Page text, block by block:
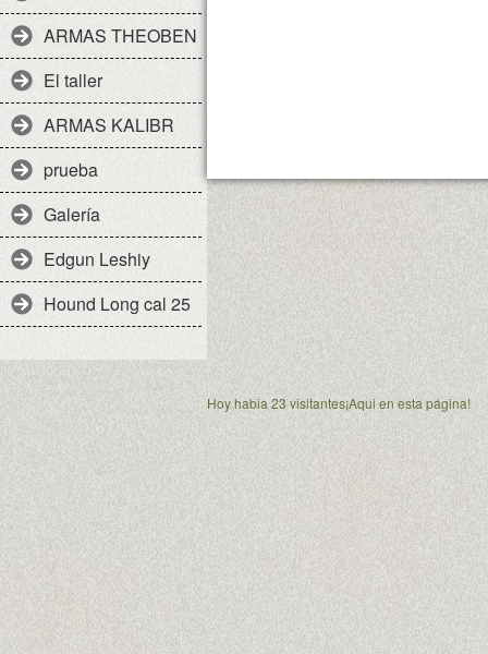
ARMAS THEOBEN
El taller
ARMAS KALIBR
prueba
Galería
Edgun Leshiy
Hound Long cal 25
Hoy habia 23 visitantes¡Aqui en esta página!